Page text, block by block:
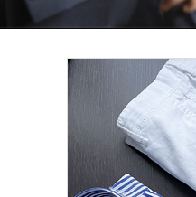
CONTATTI